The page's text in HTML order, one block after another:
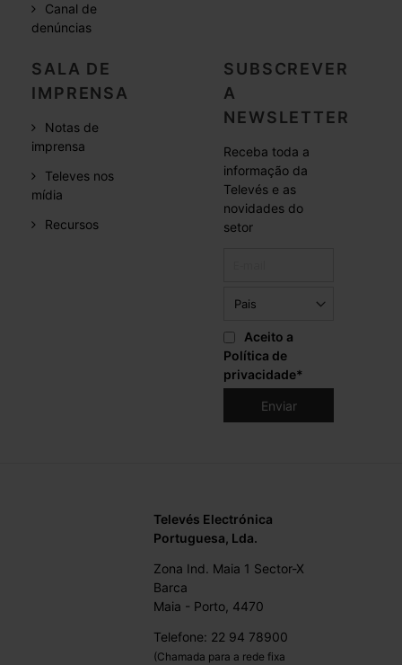
Canal de
denúncias
SALA DE
IMPRENSA
Notas de
imprensa
Televes nos
mídia
Recursos
SUBSCREVER
A
NEWSLETTER
Receba toda a
informação da
Televés e as
novidades do
setor
Aceito a
Política de
privacidade*
Televés Electrónica
Portuguesa, Lda.
Zona Ind. Maia 1 Sector-X
Barca
Maia - Porto, 4470
Telefone: 22 94 78900
(Chamada para a rede fixa